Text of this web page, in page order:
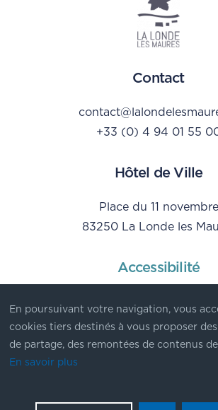
Hôtel de Ville
Place du 11 novembre
83250 La Londe les
Contact
+33 (0) 4 94 01 55
Accessibilité
Mentions Légales
Données personnelles
© Ville de La Londe les Maures
En poursuivant votre navigation, vous
cookies tiers destinés à vous proposer
de partage, des remontées de contenus
En savoir plus